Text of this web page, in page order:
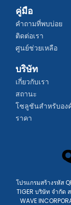
คู่มือ
คำถามที่พบบ่อย
ติดต่อเรา
ศูนย์ช่วยเหลือ
บริษัท
เกี่ยวกับเรา
สถานะ
โซลูชันสำหรับอง
ราคา
โปรแกรมสร้างรหัส
TIGER บริษัท จำกัด
WAVE